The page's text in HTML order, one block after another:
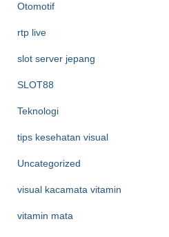
Otomotif
rtp live
slot server jepang
SLOT88
Teknologi
tips kesehatan visual
Uncategorized
visual kacamata vitamin
vitamin mata